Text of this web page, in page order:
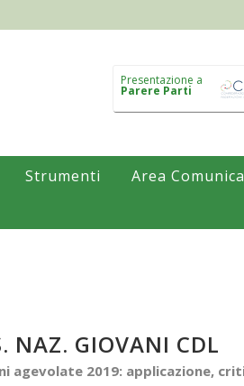
Presentazione a
Parere Parti
Strumenti Area
NAZ. GIOVANI CDL
agevolate 2019: applicazione,